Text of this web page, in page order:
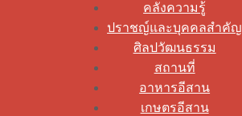
คลังความรู้
ปราชญ์และบุคคลสำคัญ
ศิลปวัฒนธรรม
สถานที่
อาหารอีสาน
เกษตรอีสาน